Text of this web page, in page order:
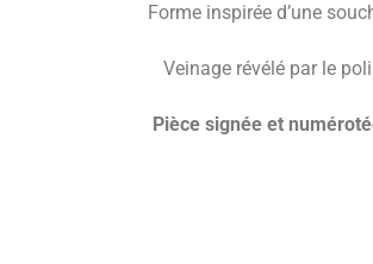
Forme inspirée d’une
Veinage révélé par le poli
Pièce signée et